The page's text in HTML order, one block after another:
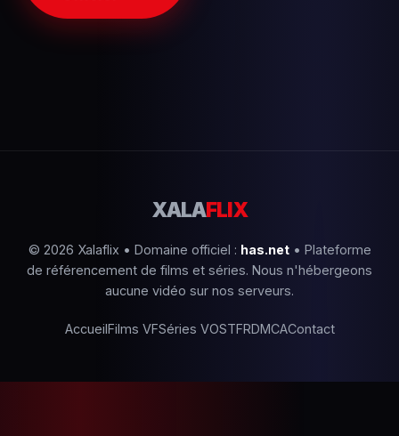
XALAFLIX
© 2026 Xalaflix • Domaine officiel : has.net• Plateforme
de référencement de films et séries. Nous n'hébergeons
aucune vidéo sur nos serveurs.
AccueilFilms VFSéries VOSTFRDMCAContact